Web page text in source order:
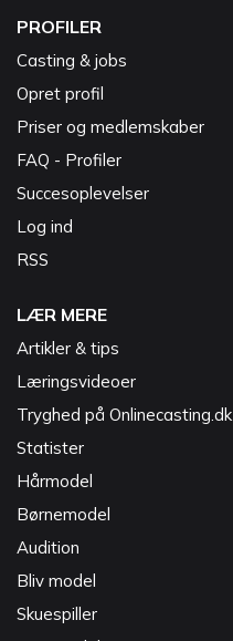
PROFILER
Casting & jobs
Opret profil
Priser og medlemskaber
FAQ - Profiler
Succesoplevelser
Log ind
RSS
LÆR MERE
Artikler & tips
Læringsvideoer
Tryghed på Onlinecasting.dk
Statister
Hårmodel
Børnemodel
Audition
Bliv model
Skuespiller